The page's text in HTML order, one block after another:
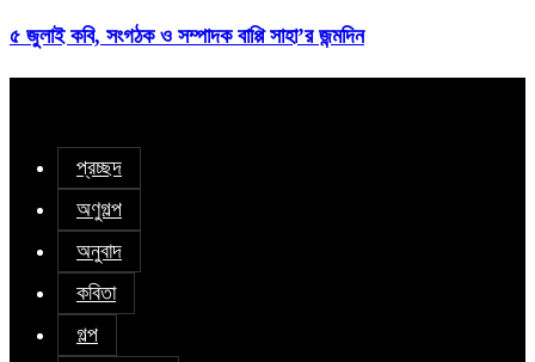
৫ জুলাই কবি, সংগঠক ও সম্পাদক বাপ্পি সাহা’র জন্মদিন
প্রচ্ছদ
অণুগল্প
অনুবাদ
কবিতা
গল্প